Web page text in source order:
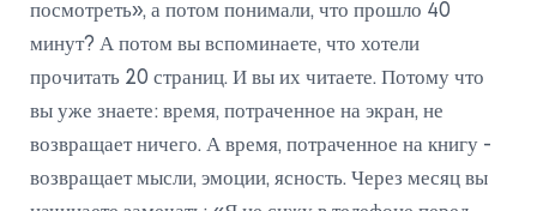
посмотреть», а потом понимали, что прошло 40
минут? А потом вы вспоминаете, что хотели
прочитать 20 страниц. И вы их читаете. Потому что
вы уже знаете: время, потраченное на экран, не
возвращает ничего. А время, потраченное на книгу -
возвращает мысли, эмоции, ясность. Через месяц вы